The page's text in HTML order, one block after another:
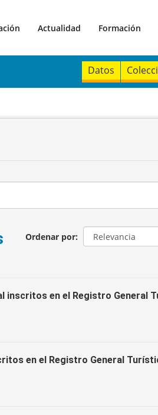
Actualidad Formación
Datos
Ordenar por
inscritos en el Registro General
en el Registro General